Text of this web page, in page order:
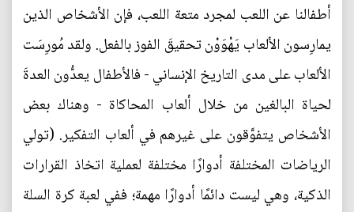
أطفالنا عن اللعب لمجرد متعة اللعب، فإن الأشخاص الذين
يمارِسون الألعاب يَهْوَوْن تحقيقَ الفوز بالفعل. ولقد مُورِسَت
الألعاب على مدى التاريخ الإنساني - فالأطفال يعدُّون العدةَ
لحياة البالغين من خلال ألعاب المحاكاة - وهناك بعض
الأشخاص يتفوَّقون على غيرهم في ألعاب التفكير. (تولي
الرياضات المختلفة أدوارًا مختلفة لعملية اتخاذ القرارات
الذكية، وهي ليست دائمًا أدوارًا مهمة؛ ففي لعبة كرة السلة